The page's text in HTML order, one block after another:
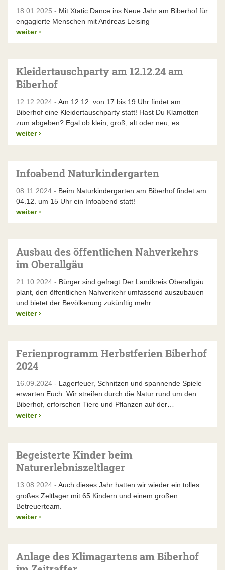
18.01.2025 - Mit Xtatic Dance ins Neue Jahr am Biberhof für
engagierte Menschen mit Andreas Leising
weiter ›
Kleidertauschparty am 12.12.24 am
Biberhof
12.12.2024 - Am 12.12. von 17 bis 19 Uhr findet am
Biberhof eine Kleidertauschparty statt! Hast Du Klamotten
zum abgeben? Egal ob klein, groß, alt oder neu, es…
weiter ›
Infoabend Naturkindergarten
08.11.2024 - Beim Naturkindergarten am Biberhof findet am
04.12. um 15 Uhr ein Infoabend statt!
weiter ›
Ausbau des öffentlichen Nahverkehrs
im Oberallgäu
21.10.2024 - Bürger sind gefragt Der Landkreis Oberallgäu
plant, den öffentlichen Nahverkehr umfassend auszubauen
und bietet der Bevölkerung zukünftig mehr…
weiter ›
Ferienprogramm Herbstferien Biberhof
2024
16.09.2024 - Lagerfeuer, Schnitzen und spannende Spiele
erwarten Euch. Wir streifen durch die Natur rund um den
Biberhof, erforschen Tiere und Pflanzen auf der…
weiter ›
Begeisterte Kinder beim
Naturerlebniszeltlager
13.08.2024 - Auch dieses Jahr hatten wir wieder ein tolles
großes Zeltlager mit 65 Kindern und einem großen
Betreuerteam.
weiter ›
Anlage des Klimagartens am Biberhof